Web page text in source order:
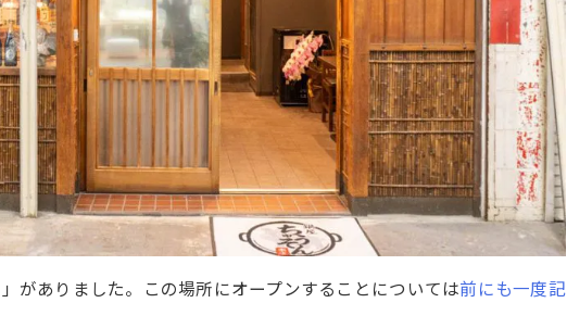
がありました。この場所にオープンすることについては前にも一度記